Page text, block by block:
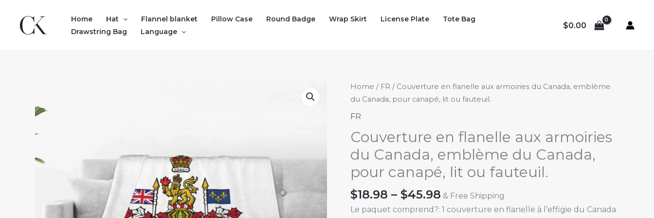
content
Home Hat Flannel blanket Pillow Case Round Badge Wrap Skirt License Plate
Tote Bag
Drawstring Bag
Language
$0.00
Home / FR / Couverture en flanelle aux armoiries du Canada, emblème
du Canada, pour canapé, lit ou fauteuil.
FR
Couverture en flanelle aux armoiries
du Canada, emblème du Canada,
pour canapé, lit ou fauteuil.
$18.98 – $45.98 Price
range:
& Free Shipping
Le paquet comprend?: 1 couverture en flanelle à l’effigie du Canada